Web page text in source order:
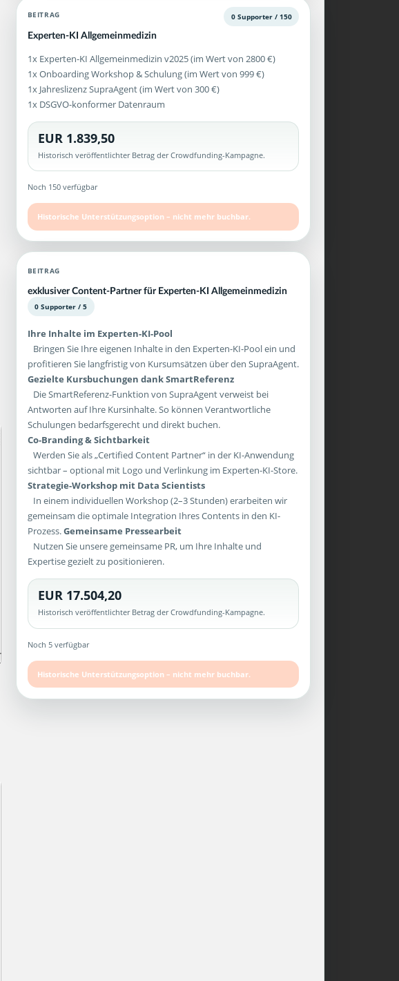
BEITRAG
Experten-KI Allgemeinmedizin
0 Supporter / 150
1x Experten-KI Allgemeinmedizin v2025 (im Wert von 2800 €)
1x Onboarding Workshop & Schulung (im Wert von 999 €)
1x Jahreslizenz SupraAgent (im Wert von 300 €)
1x DSGVO-konformer Datenraum
EUR 1.839,50
Historisch veröffentlichter Betrag der Crowdfunding-Kampagne.
Noch 150 verfügbar
Historische Unterstützungsoption – nicht mehr buchbar.
BEITRAG
exklusiver Content-Partner für Experten-KI Allgemeinmedizin
0 Supporter / 5
Ihre Inhalte im Experten-KI-Pool
Bringen Sie Ihre eigenen Inhalte in den Experten-KI-Pool ein und
profitieren Sie langfristig von Kursumsätzen über den SupraAgent.
Gezielte Kursbuchungen dank SmartReferenz
Die SmartReferenz-Funktion von SupraAgent verweist bei
Antworten auf Ihre Kursinhalte. So können Verantwortliche
Schulungen bedarfsgerecht und direkt buchen.
Co-Branding & Sichtbarkeit
Werden Sie als „Certified Content Partner“ in der KI-Anwendung
sichtbar – optional mit Logo und Verlinkung im Experten-KI-Store.
Strategie-Workshop mit Data Scientists
In einem individuellen Workshop (2–3 Stunden) erarbeiten wir
gemeinsam die optimale Integration Ihres Contents in den KI-
Prozess.Gemeinsame Pressearbeit
Nutzen Sie unsere gemeinsame PR, um Ihre Inhalte und
Expertise gezielt zu positionieren.
EUR 17.504,20
Historisch veröffentlichter Betrag der Crowdfunding-Kampagne.
Noch 5 verfügbar
Historische Unterstützungsoption – nicht mehr buchbar.